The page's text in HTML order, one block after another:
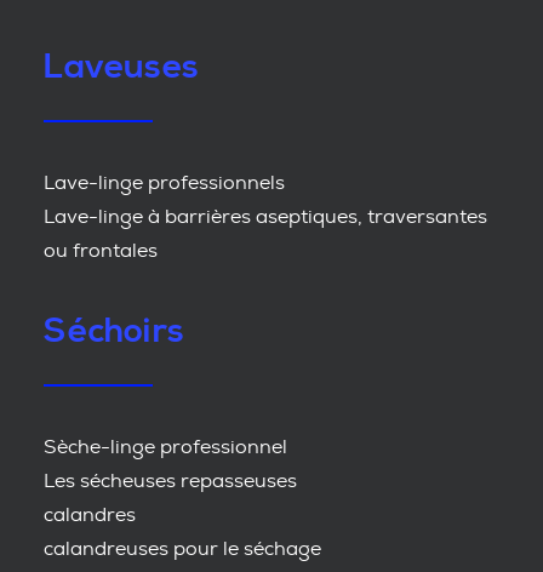
Laveuses
Lave-linge professionnels
Lave-linge à barrières aseptiques, traversantes
ou frontales
Séchoirs
Sèche-linge professionnel
Les sécheuses repasseuses
calandres
calandreuses pour le séchage